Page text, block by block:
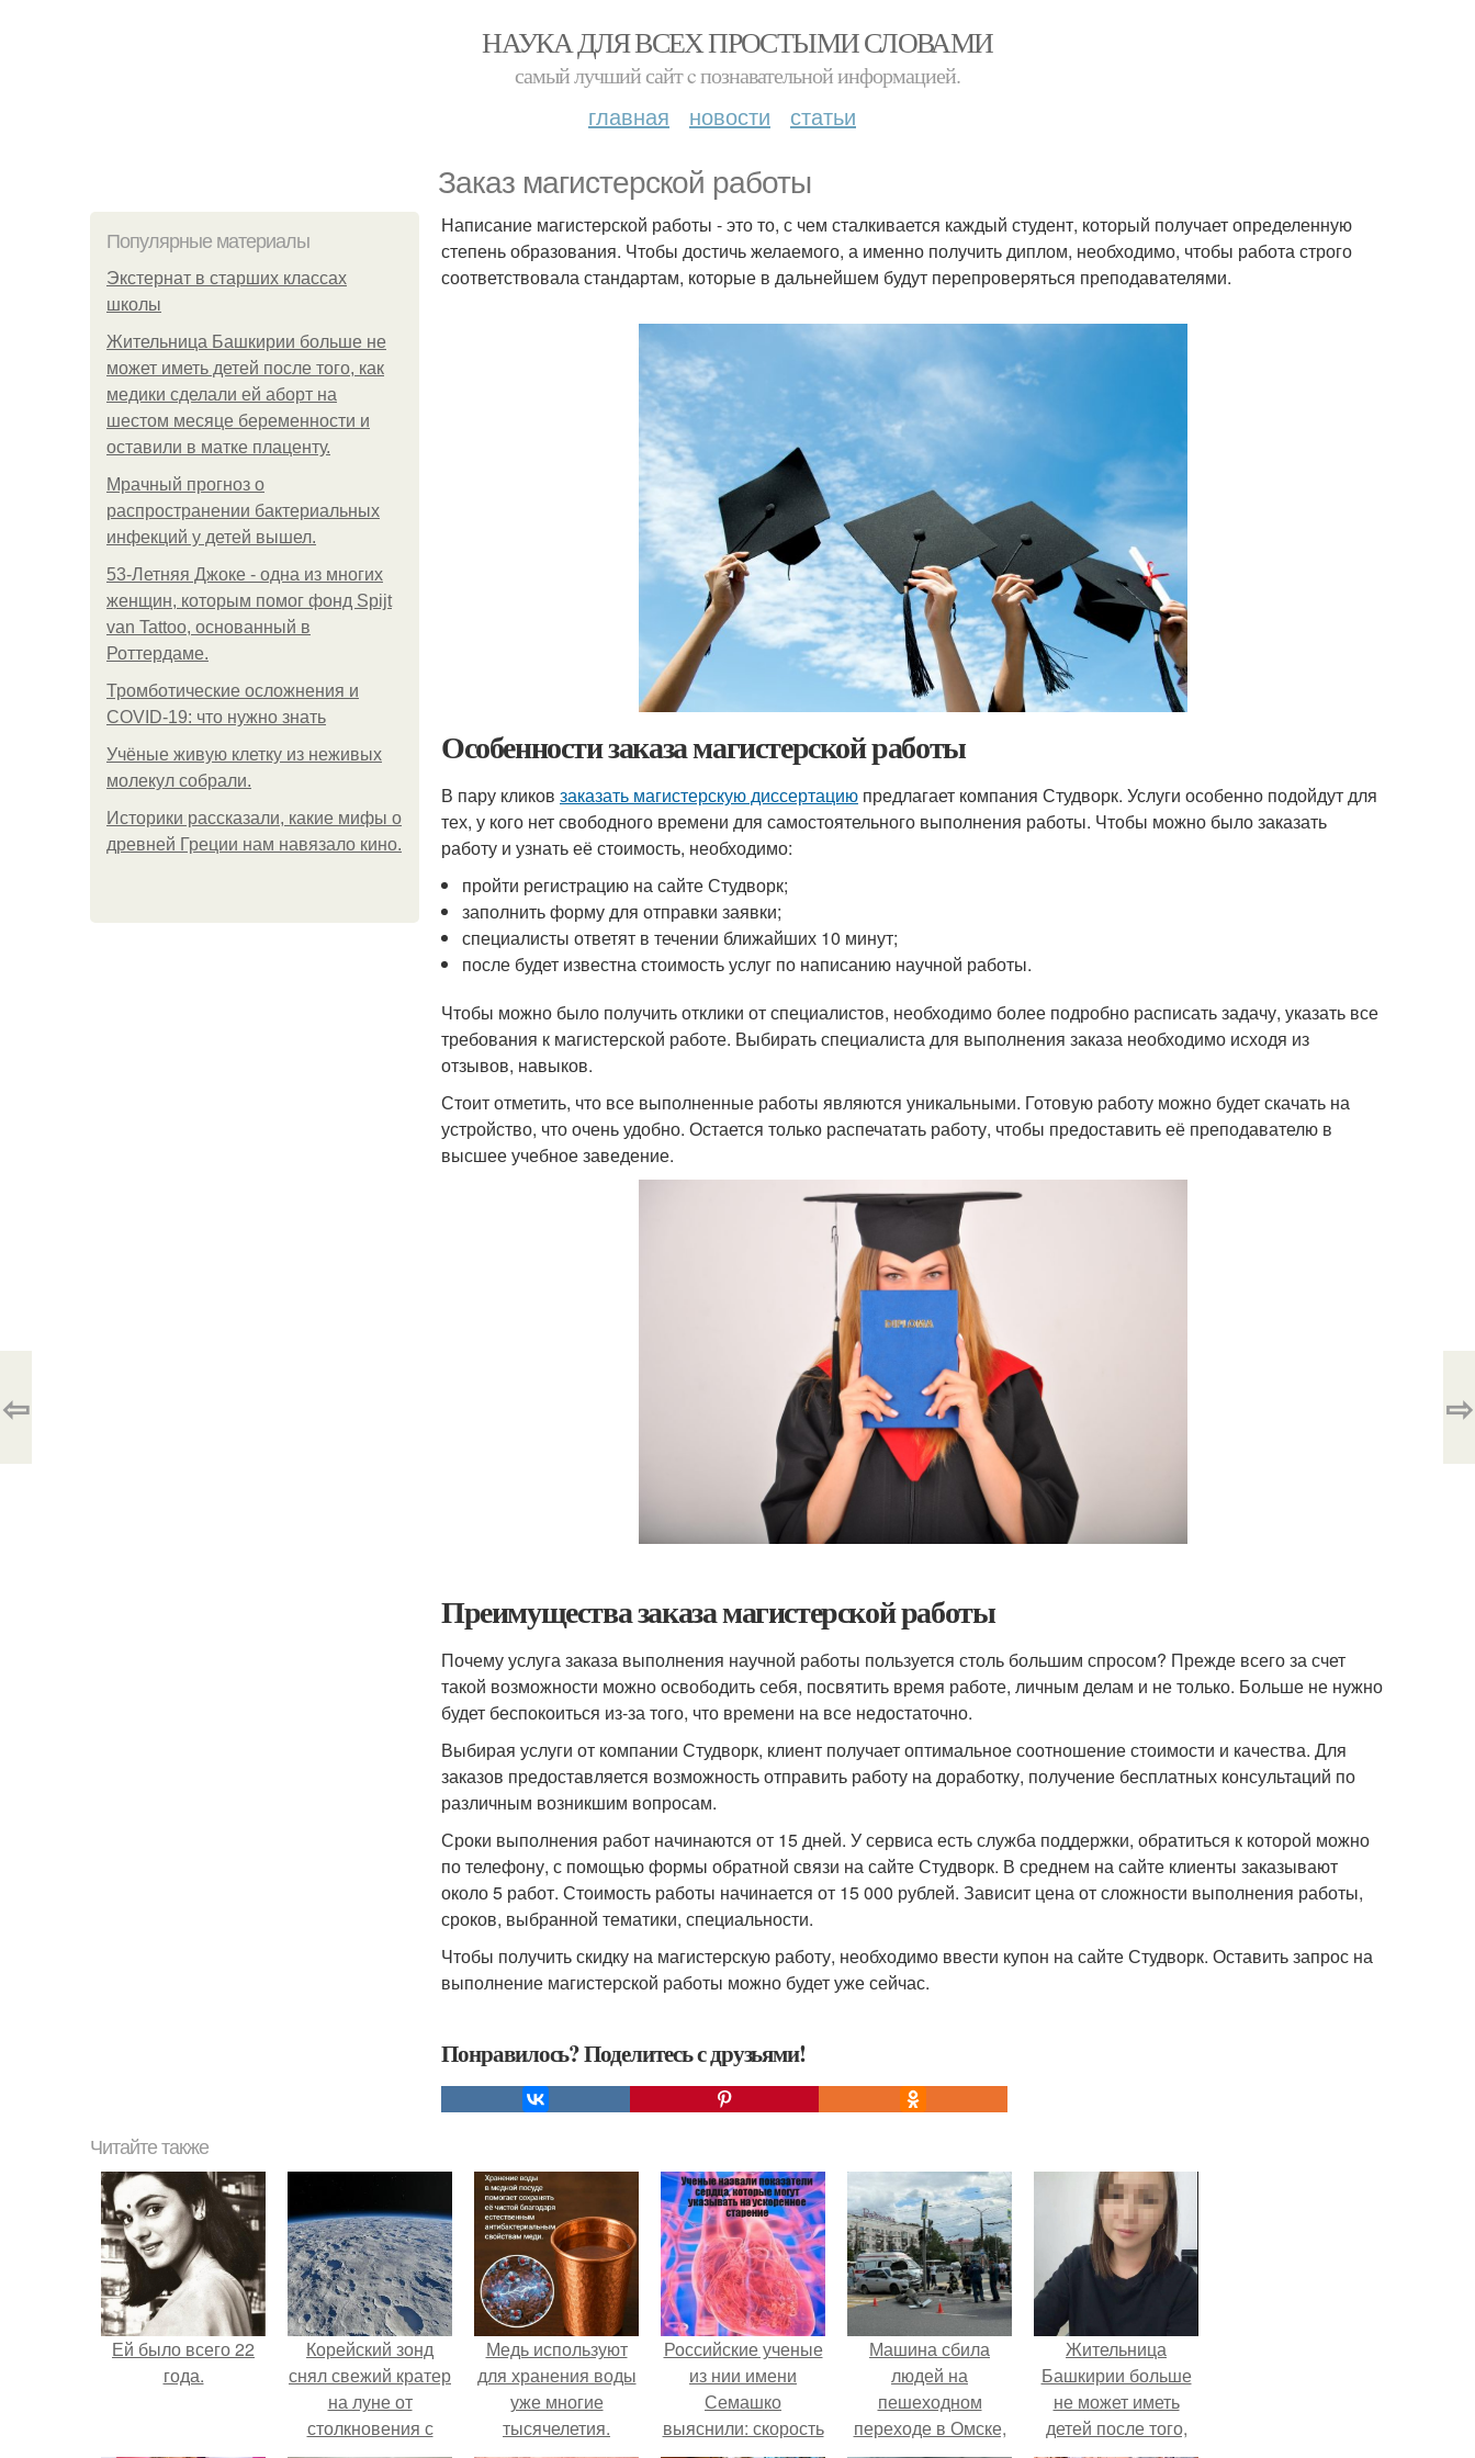
НАУКА ДЛЯ ВСЕХ ПРОСТЫМИ СЛОВАМИ
самый лучший сайт c познавательной информацией.
главная новости статьи
Заказ магистерской работы
Популярные материалы
Экстернат в старших классах
школы
Жительница Башкирии больше не
может иметь детей после того, как
медики сделали ей аборт на
шестом месяце беременности и
оставили в матке плаценту.
Мрачный прогноз о
распространении бактериальных
инфекций у детей вышел.
53-Летняя Джоке - одна из многих
женщин, которым помог фонд Spijt
van Tattoo, основанный в
Роттердаме.
Тромботические осложнения и
COVID-19: что нужно знать
Учёные живую клетку из неживых
молекул собрали.
Историки рассказали, какие мифы о
древней Греции нам навязало кино.
Написание магистерской работы - это то, с чем сталкивается каждый студент, который получает определенную
степень образования. Чтобы достичь желаемого, а именно получить диплом, необходимо, чтобы работа строго
соответствовала стандартам, которые в дальнейшем будут перепроверяться преподавателями.
Особенности заказа магистерской работы
В пару кликов заказать магистерскую диссертацию предлагает компания Студворк. Услуги особенно подойдут для
тех, у кого нет свободного времени для самостоятельного выполнения работы. Чтобы можно было заказать
работу и узнать её стоимость, необходимо:
пройти регистрацию на сайте Студворк;
заполнить форму для отправки заявки;
специалисты ответят в течении ближайших 10 минут;
после будет известна стоимость услуг по написанию научной работы.
Чтобы можно было получить отклики от специалистов, необходимо более подробно расписать задачу, указать все
требования к магистерской работе. Выбирать специалиста для выполнения заказа необходимо исходя из
отзывов, навыков.
Стоит отметить, что все выполненные работы являются уникальными. Готовую работу можно будет скачать на
устройство, что очень удобно. Остается только распечатать работу, чтобы предоставить её преподавателю в
высшее учебное заведение.
Преимущества заказа магистерской работы
Почему услуга заказа выполнения научной работы пользуется столь большим спросом? Прежде всего за счет
такой возможности можно освободить себя, посвятить время работе, личным делам и не только. Больше не нужно
будет беспокоиться из-за того, что времени на все недостаточно.
Выбирая услуги от компании Студворк, клиент получает оптимальное соотношение стоимости и качества. Для
заказов предоставляется возможность отправить работу на доработку, получение бесплатных консультаций по
различным возникшим вопросам.
Сроки выполнения работ начинаются от 15 дней. У сервиса есть служба поддержки, обратиться к которой можно
по телефону, с помощью формы обратной связи на сайте Студворк. В среднем на сайте клиенты заказывают
около 5 работ. Стоимость работы начинается от 15 000 рублей. Зависит цена от сложности выполнения работы,
сроков, выбранной тематики, специальности.
Чтобы получить скидку на магистерскую работу, необходимо ввести купон на сайте Студворк. Оставить запрос на
выполнение магистерской работы можно будет уже сейчас.
Понравилось? Поделитесь с друзьями!
⇦ ⇨
Читайте также
Ей было всего 22
года.
Корейский зонд
снял свежий кратер
на луне от
столкновения с
Медь используют
для хранения воды
уже многие
тысячелетия.
Российские ученые
из нии имени
Семашко
выяснили: скорость
Машина сбила
людей на
пешеходном
переходе в Омске,
Жительница
Башкирии больше
не может иметь
детей после того,